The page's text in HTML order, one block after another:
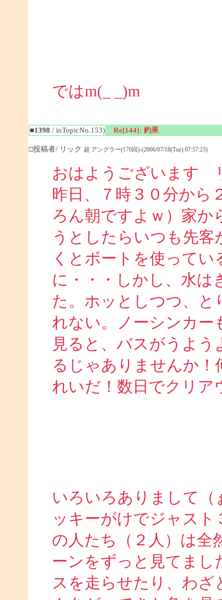
ではm(_ _)m
■1398 / inTopicNo.153) Re[144]: 釣果
□投稿者/ リック 超 アングラー(170回)-(2006/07/18(Tue) 07:57:23)
おはようございます
昨日、７時３０分から
ろん朝ですよｗ）家か
うとしたらいつも先
くとボートを使って
に・・・しかし、水
た。ホッとしつつ、
れない。ノーシンカー
見ると、バスがうよ
るじゃありませんか！
れいだ！数日でクリア
いろいろありまして
ッキーがけでジャス
の人たち（２人）は全
ーンをずっと見てま
スを走らせたり、わ